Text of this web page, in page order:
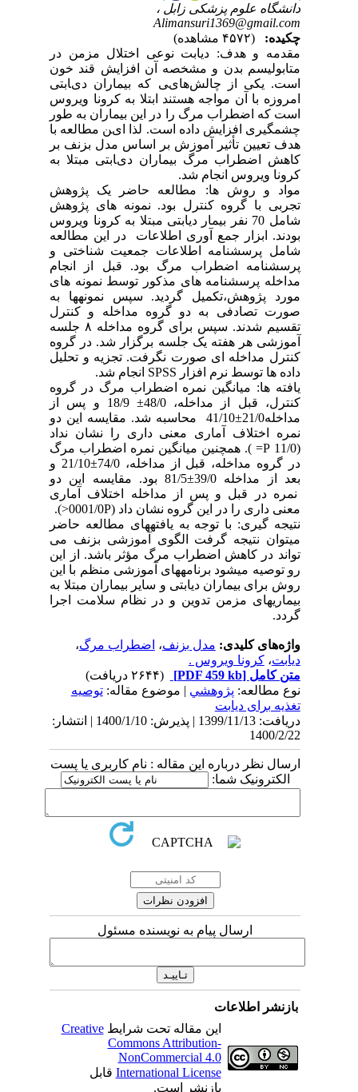
دانشگاه علوم پزشکی زابل ،
Alimansuri1369@gmail.com
چکیده:
مقدمه و هدف: دیابت نوعی اختلال مزمن در
متابولیسم بدن و مشخصه آن افزایش قند خون
است. یکی از ﭼﺎﻟﺶ­ﻫﺎیﯽ ﮐﻪ ﺑﯿﻤﺎران دیﺎﺑﺘﯽ
امروزه با آن مواجه هستند ابتلا به کرونا ویروس
است که اضطراب مرگ را در این بیماران به طور
چشمگیری افزایش داده است. ﻟﺬا ایﻦ ﻣﻄﺎﻟﻌﻪ ﺑﺎ
ﻫﺪف ﺗﻌﯿﯿﻦ ﺗﺄﺛﯿﺮ آموزش بر اساس مدل بزنف بر
کاهش اضطراب مرگ ﺑﯿﻤﺎران دیﺎﺑﺘﯽ مبتلا به
کرونا ویروس انجام شد.
مواد و روش ها: مطالعه حاضر یک پژوهش
تجربی با گروه کنترل بود. نمونه های پژوهش
شامل 70 نفر بیمار دیابتی مبتلا به کرونا ویروس
بودند. ابزار جمع آوری اطلاعات در این مطالعه
شامل پرسشنامه اطلاعات جمعیت شناختی و
پرسشنامه اضطراب مرگ بود. قبل از انجام
مداخله پرسشنامه های مذکور توسط نمونه های
مورد پژوهش،تکمیل گردید. سپس نمونه­ها به
صورت تصادفی به دو گروه مداخله و کنترل
تقسیم شدند. سپس برای گروه مداخله ۸ جلسه
آموزشی هر هفته یک جلسه برگزار شد. در گروه
کنترل مداخله ای صورت نگرفت. تجزیه و تحلیل
داده ها توسط نرم افزار SPSS انجام شد.
یافته ها: میانگین نمره اضطراب مرگ در گروه
کنترل، قبل از مداخله، 48/0± 18/9 و پس از
مداخله21/0±41/10 محاسبه شد. مقایسه این دو
نمره اختلاف آماری معنی داری را نشان نداد
(11/0 P= ). همچنین میانگین نمره اضطراب مرگ
در گروه مداخله، قبل از مداخله، 74/0±21/10 و
بعد از مداخله 39/0±81/5 بود. مقایسه این دو
نمره در قبل و پس از مداخله اختلاف آماری
معنی داری را در این گروه نشان داد (0001/0P<).
نتیجه گیری: با توجه به یافته­های مطالعه حاضر
می­توان نتیجه گرفت الگوی آموزشی بزنف می
تواند در کاهش اضطراب مرگ مؤثر باشد. از این
رو توصیه می­شود برنامه­های آموزشی منظم با این
روش برای بیماران دیابتی و سایر بیماران مبتلا به
بیماری­های مزمن تدوین و در نظام سلامت اجرا
گردد.
واژه‌های کلیدی:مدل بزنف ،اضطراب مرگ،
دیابت،کرونا ویروس .
متن کامل[PDF 459 kb]
نوع مطالعه:پژوهشي| موضوع مقاله:توصیه
تغذیه برای دیابت
دریافت: 1399/11/13 | پذیرش: 1400/1/10 | انتشار:
1400/2/22
ارسال نظر درباره این مقاله : نام کاربری یا پست
الکترونیک شما:
ارسال پیام به نویسنده مسئول
بازنشر اطلاعات
این مقاله تحت شرایطCreative
Commons Attribution-
NonCommercial 4.0
International Licenseقابل
بازنشر است.